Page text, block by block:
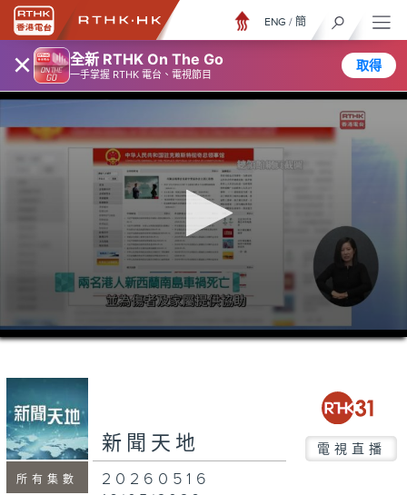
× 全新 RTHK On The Go
一手掌握 RTHK 電台、電視節目
取得
ENG / 簡
0
seconds
minutes,
seconds
所有集數
新聞天地 電視直播
20260516